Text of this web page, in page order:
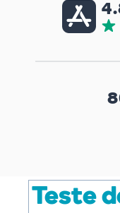
Teste